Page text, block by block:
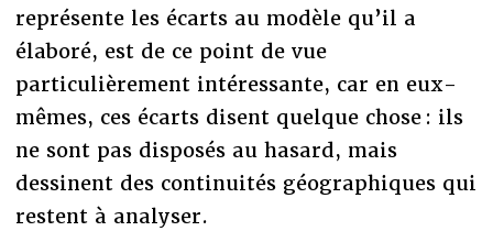
représente les écarts au modèle qu’il a
élaboré, est de ce point de vue
particulièrement intéressante, car en eux-
mêmes, ces écarts disent quelque chose : ils
ne sont pas disposés au hasard, mais
dessinent des continuités géographiques qui
restent à analyser.